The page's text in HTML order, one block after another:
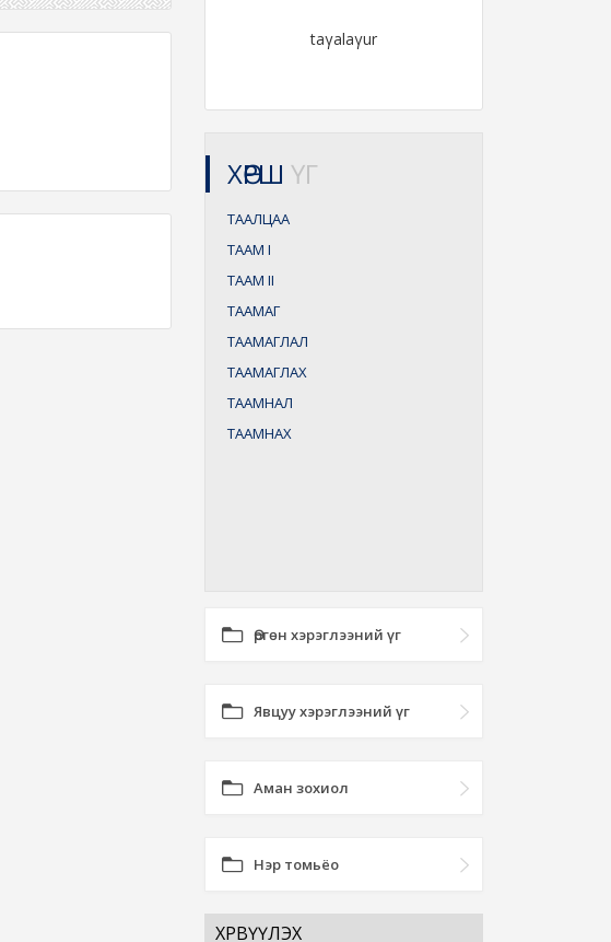
taγalaγur
ХӨРШ ҮГ
ТААЛЦАА
ТААМ I
ТААМ II
ТААМАГ
ТААМАГЛАЛ
ТААМАГЛАХ
ТААМНАЛ
ТААМНАХ
Өргөн хэрэглээний үг
Явцуу хэрэглээний үг
Аман зохиол
Нэр томьёо
ХӨРВҮҮЛЭХ